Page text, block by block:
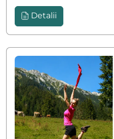
Detalii